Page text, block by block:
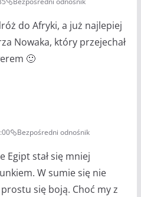
do Afryki, a już najlepiej
Nowaka, który przejechał
🙂
Bezpośredni odnośnik
Egipt stał się mniej
W sumie się nie
się boją. Choć my z